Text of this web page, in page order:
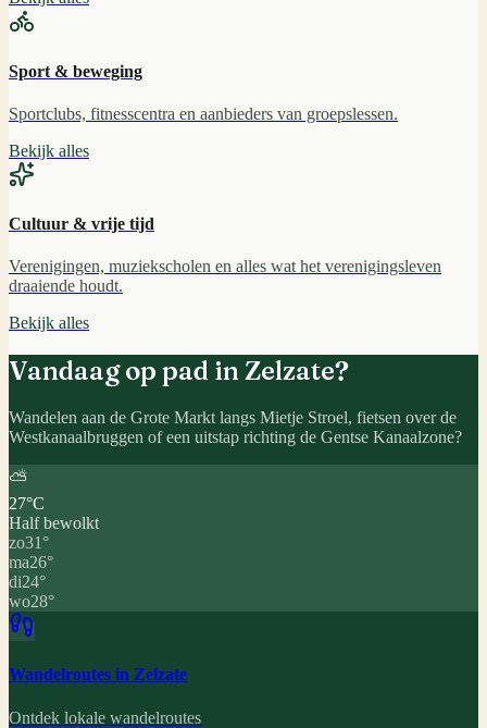
Sport & beweging
Sportclubs, fitnesscentra en aanbieders van groepslessen.
Bekijk alles
Cultuur & vrije tijd
Verenigingen, muziekscholen en alles wat het verenigingsleven
draaiende houdt.
Bekijk alles
Vandaag op pad inZelzate?
Wandelen aan de Grote Markt langs Mietje Stroel, fietsen over de
Westkanaalbruggen of een uitstap richting de Gentse Kanaalzone?
⛅
27°C
Half bewolkt
zo31 °
ma26°
di24°
wo28°
Wandelroutes in Zelzate
Ontdek lokale wandelroutes